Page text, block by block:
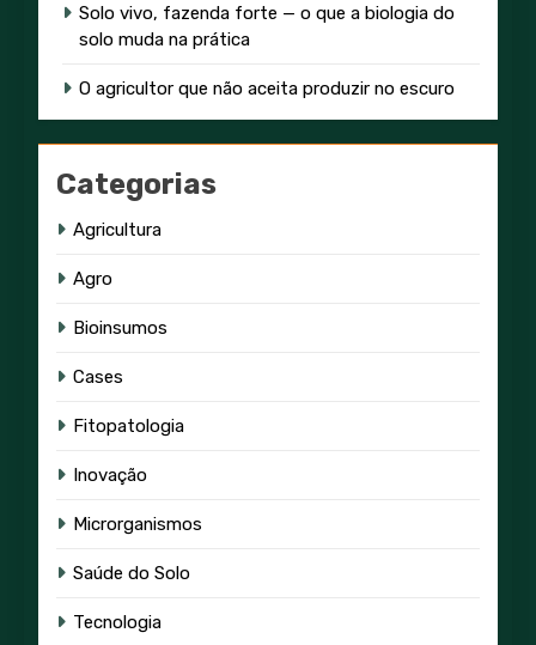
Solo vivo, fazenda forte — o que a biologia do
solo muda na prática
O agricultor que não aceita produzir no escuro
Categorias
Agricultura
Agro
Bioinsumos
Cases
Fitopatologia
Inovação
Microrganismos
Saúde do Solo
Tecnologia